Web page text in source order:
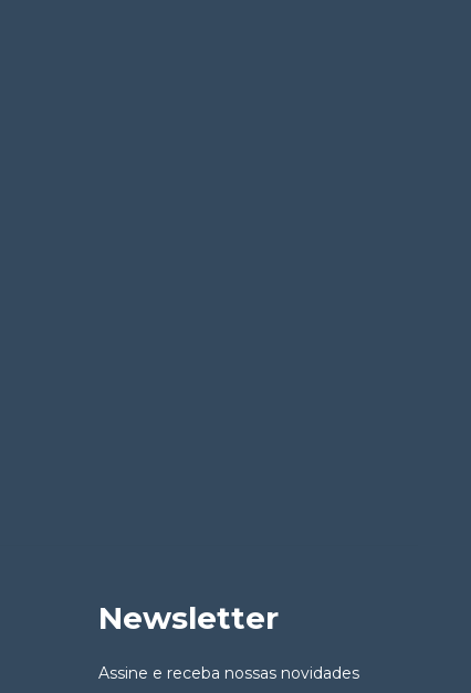
Newsletter
Assine e receba nossas novidades